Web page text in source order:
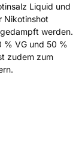
Liquid und
Nikotinshot
werden.
% VG und 50 %
zudem zum